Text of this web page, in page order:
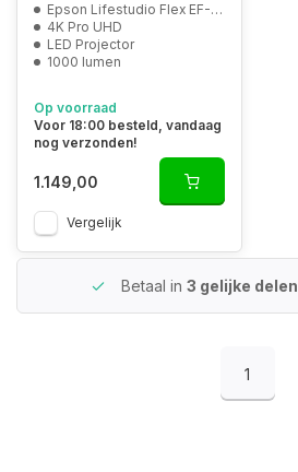
Epson Lifestudio Flex EF-72 Eik
4K Pro UHD
LED Projector
1000 lumen
Op voorraad
Voor 18:00 besteld, vandaag
nog verzonden!
1.149,00
Vergelijk
Betaal in 3 gelijke delen
1